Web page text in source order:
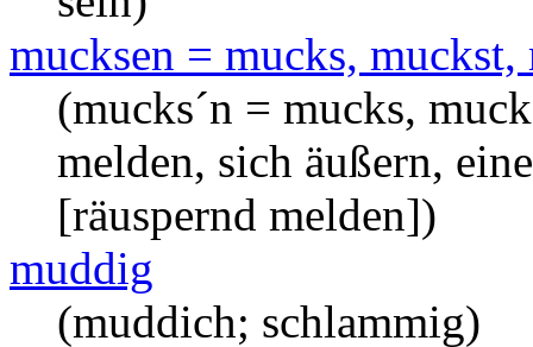
mucksen = mucks,
(mucks´n = mucks,
melden, sich äußern,
[räuspernd melden])
muddig
(muddich; schlammig)